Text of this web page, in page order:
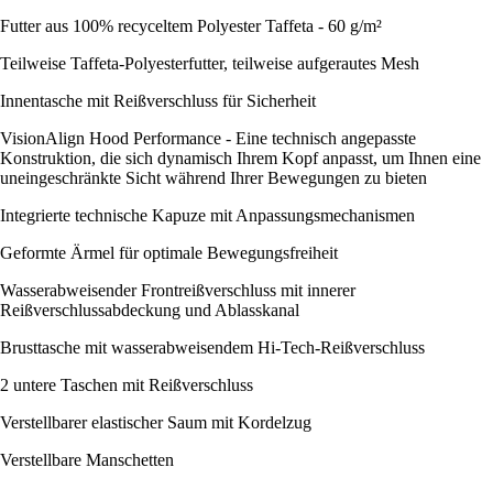
Futter aus 100% recyceltem Polyester Taffeta - 60 g/m²
Teilweise Taffeta-Polyesterfutter, teilweise aufgerautes Mesh
Innentasche mit Reißverschluss für Sicherheit
VisionAlign Hood Performance - Eine technisch angepasste
Konstruktion, die sich dynamisch Ihrem Kopf anpasst, um Ihnen eine
uneingeschränkte Sicht während Ihrer Bewegungen zu bieten
Integrierte technische Kapuze mit Anpassungsmechanismen
Geformte Ärmel für optimale Bewegungsfreiheit
Wasserabweisender Frontreißverschluss mit innerer
Reißverschlussabdeckung und Ablasskanal
Brusttasche mit wasserabweisendem Hi-Tech-Reißverschluss
2 untere Taschen mit Reißverschluss
Verstellbarer elastischer Saum mit Kordelzug
Verstellbare Manschetten